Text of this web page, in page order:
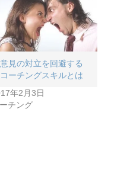
意見の対立を回避する
コーチングスキルとは
年2月3日
チング